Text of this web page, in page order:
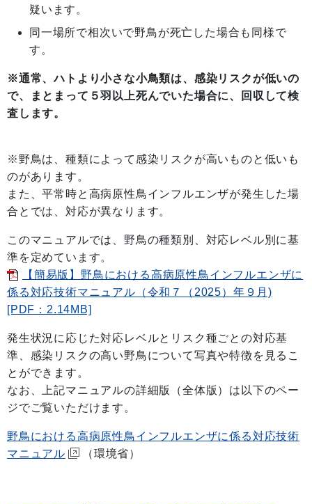
疑います。
同一場所で相次いで野鳥が死亡した場合も同様で
す。
※通常、ハトより小さな小鳥類は、感染リスクが低いの
で、まとまって５羽以上死んでいた場合に、回収して検
査します。
※野鳥は、種類によって感染リスクが高いものと低いも
のがあります。
また、平常時と高病原性鳥インフルエンザが発生した場
合とでは、対応が異なります。
このマニュアルでは、野鳥の種類別、対応レベル別に基
準を定めています。
【簡易版】野鳥における高病原性鳥インフルエンザに
係る対応技術マニュアル（令和７（2025）年９月)
[PDF：2.14MB]
発生状況に応じた対応レベルとリスク種ごとの対応基
準、感染リスクの高い野鳥について写真や特徴を見るこ
とができます。
なお、上記マニュアルの詳細版（全体版）は以下のペー
ジでご覧いただけます。
野鳥における高病原性鳥インフルエンザに係る対応技術
マニュアル
（環境省）